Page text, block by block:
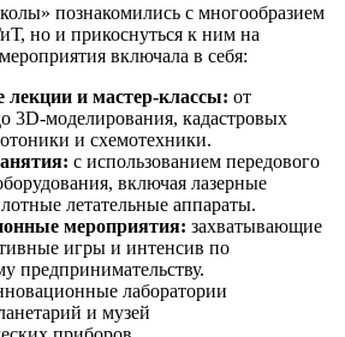
познакомились с многообразием
но и прикоснуться к ним на
включала в себя:
и мастер-классы: от
3D-моделирования, кадастровых
и схемотехники.
с использованием передового
включая лазерные
летательные аппараты.
мероприятия: захватывающие
игры и интенсив по
предпринимательству.
лаборатории
и музей